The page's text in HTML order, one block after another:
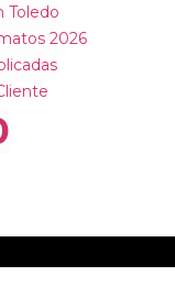
Toledo
2026